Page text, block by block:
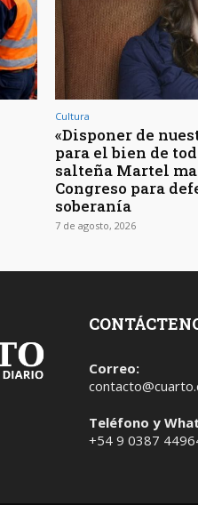
Cultura
«Disponer de
para el bien de
salteña Martel
Congreso para
soberanía
7 de agosto, 2026
Correo:
Teléfono y
+54 9 0387